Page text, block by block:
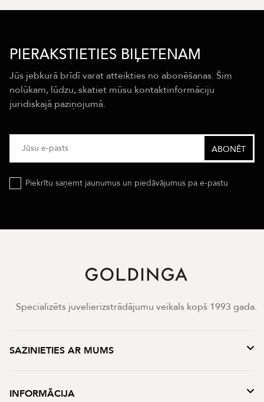
PIERAKSTIETIES BIĻETENAM
Jūs jebkurā brīdī varat atteikties no abonēšanas. Šim
nolūkam, lūdzu, skatiet mūsu kontaktinformāciju
juridiskajā paziņojumā.
Piekrītu saņemt jaunumus un piedāvājumus pa e-pastu
Specializēts juvelierizstrādājumu veikals kopš 1993 gada.
SAZINIETIES AR MUMS
INFORMĀCIJA